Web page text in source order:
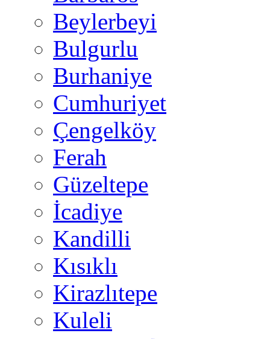
Beylerbeyi
Bulgurlu
Burhaniye
Cumhuriyet
Çengelköy
Ferah
Güzeltepe
İcadiye
Kandilli
Kısıklı
Kirazlıtepe
Kuleli